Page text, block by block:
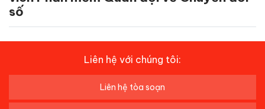
số
Liên hệ với chúng tôi:
Liên hệ tòa soạn